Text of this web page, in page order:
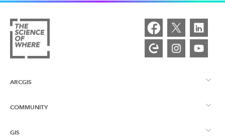
ARCGIS
ArcGIS – Überblick
COMMUNITY
Esri Community
GIS